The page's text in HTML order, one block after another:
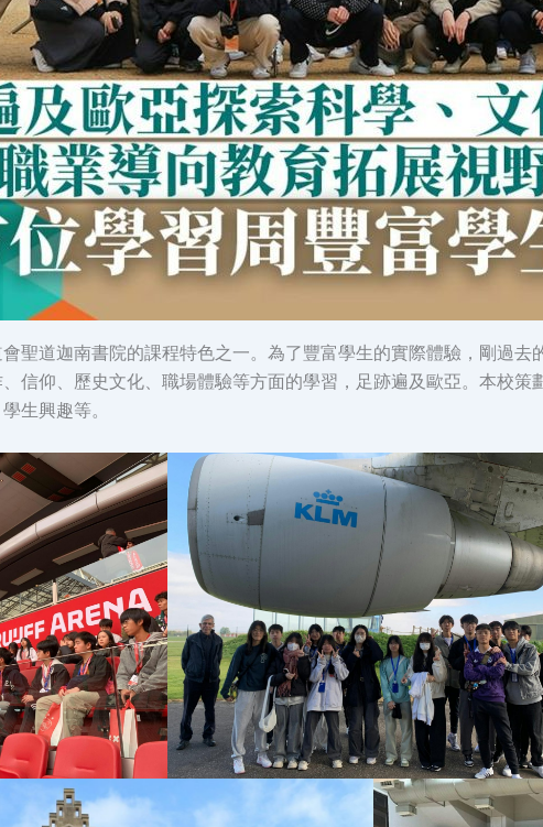
聖道迦南書院的課程特色之一。為了豐富學生的實際體驗，剛過
信仰、歷史文化、職場體驗等方面的學習，足跡遍及歐亞。本校
生興趣等。